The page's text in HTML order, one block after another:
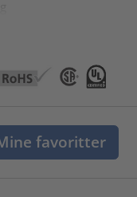
favoritter